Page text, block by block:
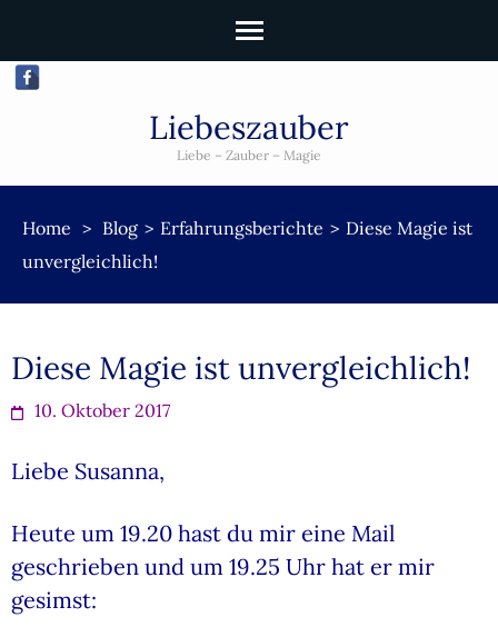
Liebeszauber
Liebe – Zauber – Magie
Home > Blog > Erfahrungsberichte > Diese Magie ist
unvergleichlich!
Diese Magie ist unvergleichlich!
10. Oktober 2017
Liebe Susanna,
Heute um 19.20 hast du mir eine Mail
geschrieben und um 19.25 Uhr hat er mir
gesimst: